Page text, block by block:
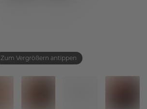
Zum Vergrößern antippen